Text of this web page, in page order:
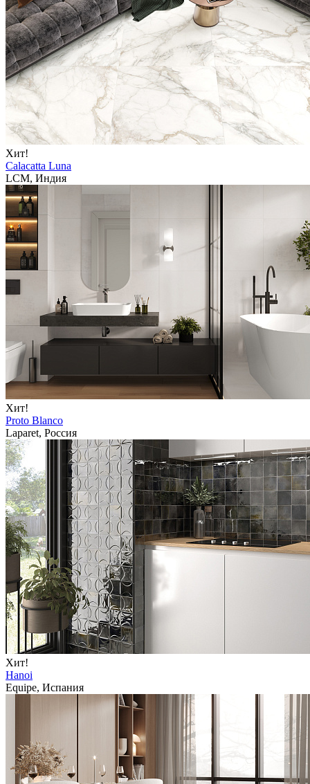
Хит!
Calacatta Luna
LCM, Индия
Хит!
Proto Blanco
Laparet, Россия
Хит!
Hanoi
Equipe, Испания